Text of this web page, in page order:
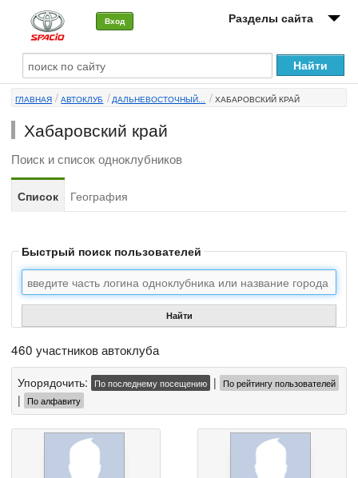
Вход Разделы сайта
О машине
Автоклуб
Форумы
Сервисы и услуги
ГЛАВНАЯ АВТОКЛУБ ДАЛЬНЕВОСТОЧНЫЙ... ХАБАРОВСКИЙ КРАЙ
Хабаровский край
Поиск и список одноклубников
Список География
Быстрый поиск пользователей
Найти
460 участников автоклуба
Упорядочить: По последнему посещению | По рейтингу пользователей
| По алфавиту